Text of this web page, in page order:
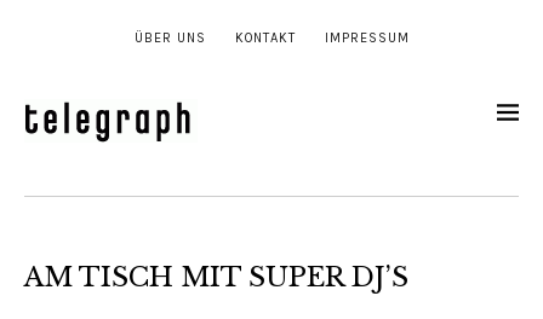
ÜBER UNS KONTAKT IMPRESSUM
AM TISCH MIT SUPER DJ’S